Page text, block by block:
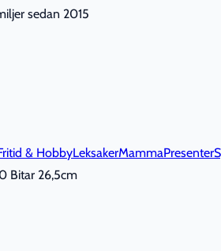
sedan 2015
& HobbyLeksakerMammaPresenter
Bitar 26,5cm